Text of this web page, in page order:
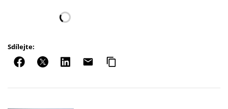
Sdílejte: